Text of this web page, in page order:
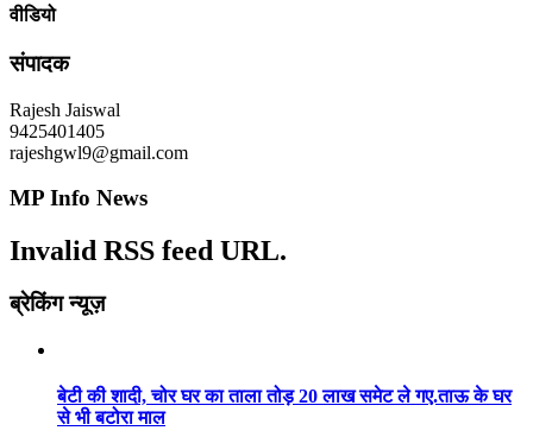
वीडियो
संपादक
Rajesh Jaiswal
9425401405
rajeshgwl9@gmail.com
MP Info News
Invalid RSS feed URL.
ब्रेकिंग न्यूज़
बेटी की शादी, चोर घर का ताला तोड़ 20 लाख समेट ले गए.ताऊ के घर
से भी बटोरा माल